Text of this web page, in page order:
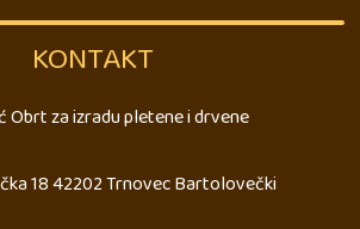
KONTAKT
Obrt za izradu pletene i drvene
18 42202 Trnovec Bartolovečki